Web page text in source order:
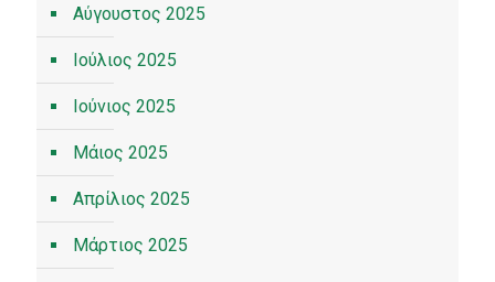
Αύγουστος 2025
Ιούλιος 2025
Ιούνιος 2025
Μάιος 2025
Απρίλιος 2025
Μάρτιος 2025